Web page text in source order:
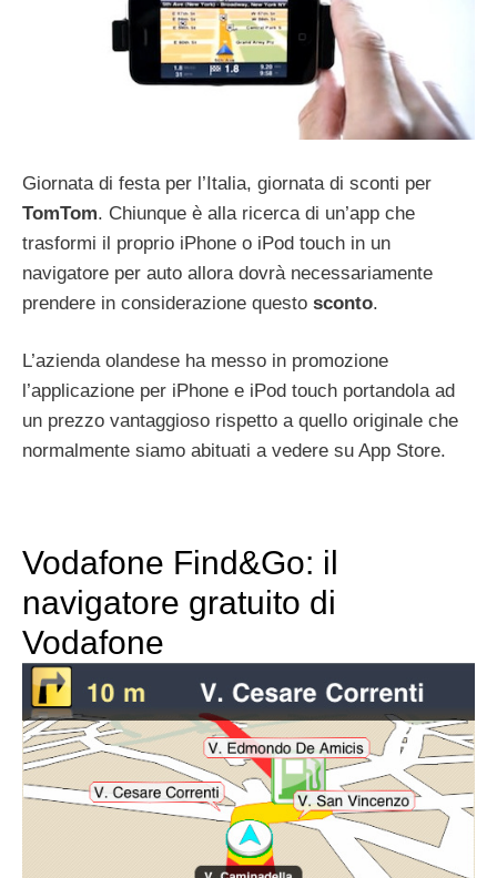
Giornata di festa per l’Italia, giornata di sconti per
TomTom. Chiunque è alla ricerca di un’app che
trasformi il proprio iPhone o iPod touch in un
navigatore per auto allora dovrà necessariamente
prendere in considerazione questo sconto.
L’azienda olandese ha messo in promozione
l’applicazione per iPhone e iPod touch portandola ad
un prezzo vantaggioso rispetto a quello originale che
normalmente siamo abituati a vedere su App Store.
Vodafone Find&Go: il
navigatore gratuito di
Vodafone